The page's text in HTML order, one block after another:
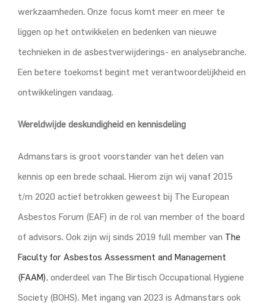
werkzaamheden. Onze focus komt meer en meer te
liggen op het ontwikkelen en bedenken van nieuwe
technieken in de asbestverwijderings- en analysebranche.
Een betere toekomst begint met verantwoordelijkheid en
ontwikkelingen vandaag.
Wereldwijde deskundigheid en kennisdeling
Admanstars is groot voorstander van het delen van
kennis op een brede schaal. Hierom zijn wij vanaf 2015
t/m 2020 actief betrokken geweest bij The European
Asbestos Forum (EAF) in de rol van member of the board
of advisors. Ook zijn wij sinds 2019 full member van The
Faculty for Asbestos Assessment and Management
(FAAM), onderdeel van The Birtisch Occupational Hygiene
Society (BOHS). Met ingang van 2023 is Admanstars ook